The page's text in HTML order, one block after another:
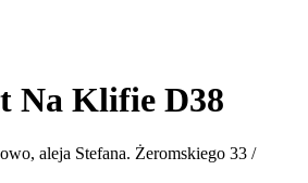
Na Klifie D38
aleja Stefana. Żeromskiego 33 /